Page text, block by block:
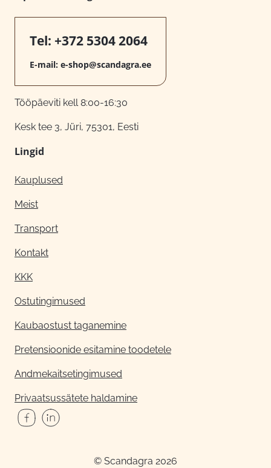
Tel: +372 5304 2064
E-mail: e-shop@scandagra.ee
Tööpäeviti kell 8:00-16:30
Kesk tee 3, Jüri, 75301, Eesti
Lingid
Kauplused
Meist
Transport
Kontakt
KKK
Ostutingimused
Kaubaostust taganemine
Pretensioonide esitamine toodetele
Andmekaitsetingimused
Privaatsussätete haldamine
© Scandagra 2026